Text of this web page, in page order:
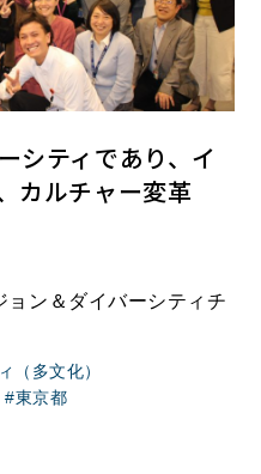
シティであり、イ
カルチャー変革
ョン＆ダイバーシティチ
（多文化）
東京都